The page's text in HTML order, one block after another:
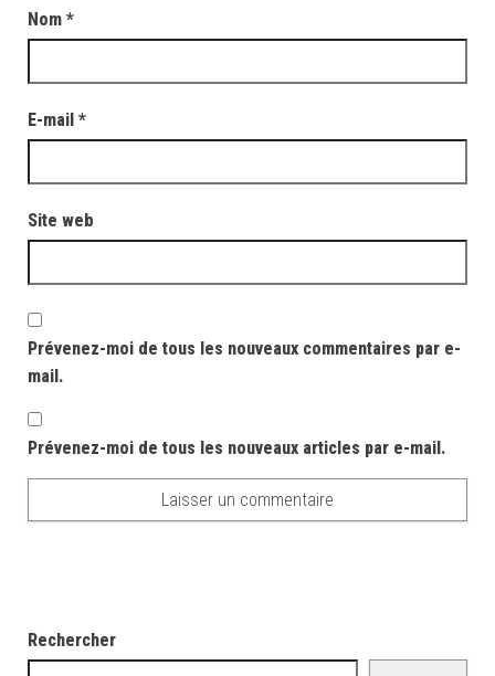
Nom *
E-mail *
Site web
Prévenez-moi de tous les nouveaux commentaires par e-
mail.
Prévenez-moi de tous les nouveaux articles par e-mail.
Rechercher